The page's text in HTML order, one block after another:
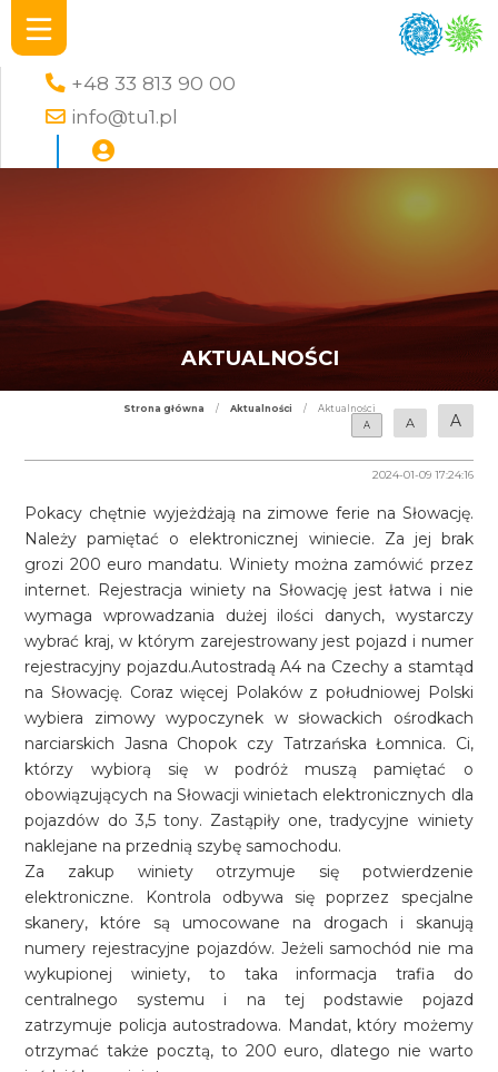
+48 33 813 90 00
info@tu1.pl
AKTUALNOŚCI
Strona główna / Aktualności /
Aktualności
A
A A
2024-01-09 17:24:16
Pokacy chętnie wyjeżdżają na zimowe ferie na Słowację.
Należy pamiętać o elektronicznej winiecie. Za jej brak
grozi 200 euro mandatu. Winiety można zamówić przez
internet. Rejestracja winiety na Słowację jest łatwa i nie
wymaga wprowadzania dużej ilości danych, wystarczy
wybrać kraj, w którym zarejestrowany jest pojazd i numer
rejestracyjny pojazdu.Autostradą A4 na Czechy a stamtąd
na Słowację. Coraz więcej Polaków z południowej Polski
wybiera zimowy wypoczynek w słowackich ośrodkach
narciarskich Jasna Chopok czy Tatrzańska Łomnica. Ci,
którzy wybiorą się w podróż muszą pamiętać o
obowiązujących na Słowacji winietach elektronicznych dla
pojazdów do 3,5 tony. Zastąpiły one, tradycyjne winiety
naklejane na przednią szybę samochodu.
Za zakup winiety otrzymuje się potwierdzenie
elektroniczne. Kontrola odbywa się poprzez specjalne
skanery, które są umocowane na drogach i skanują
numery rejestracyjne pojazdów. Jeżeli samochód nie ma
wykupionej winiety, to taka informacja trafia do
centralnego systemu i na tej podstawie pojazd
zatrzymuje policja autostradowa. Mandat, który możemy
otrzymać także pocztą, to 200 euro, dlatego nie warto